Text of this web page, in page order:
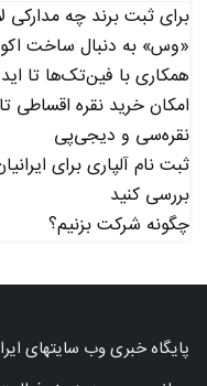
برای ثبت برند چه مدارکی
«وس» به دنبال ساخت
همکاری با فین‌تک‌ها تا
نقره‌سی و دیجی‌پی
ثبت نام آلپاری برای
بررسی کنید
چگونه شرکت بزنیم؟
پایگاه خبری وب سایتهای